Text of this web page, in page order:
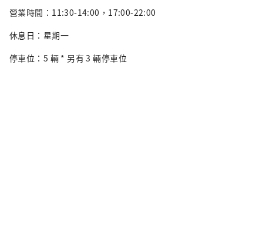
營業時間：11:30-14:00，17:00-22:00
休息日：星期一
停車位：5 輛 * 另有 3 輛停車位